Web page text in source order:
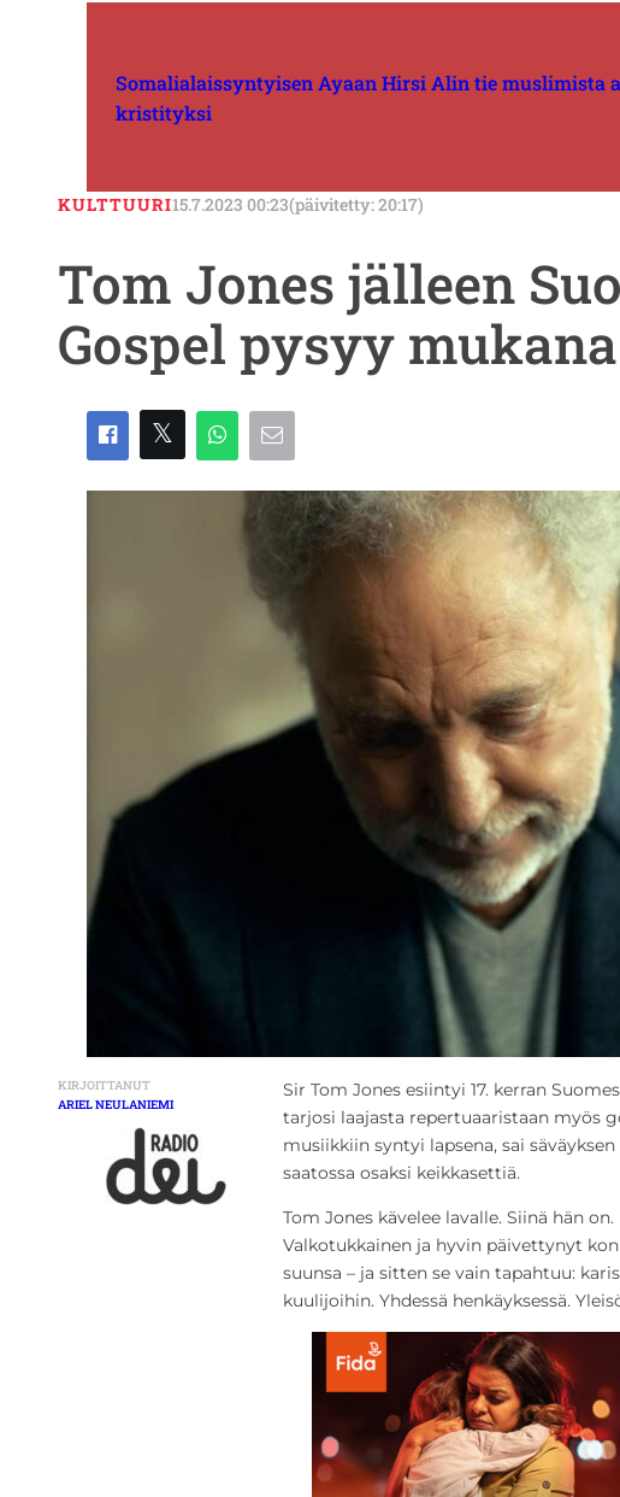
Somalialaissyntyisen Ayaan Hirsi Alin tie muslimista
kristityksi
KULTTUURI15.7.2023 00:23(päivitetty: 20:17)
Tom Jones jälleen
Gospel pysyy mukana
KIRJOITTANUT
ARIEL NEULANIEMI
Sir Tom Jones esiintyi 17. kerran
tarjosi laajasta repertuaaristaan myös
musiikkiin syntyi lapsena, sai
saatossa osaksi keikkasettiä.
Tom Jones kävelee lavalle. Siinä hän on.
Valkotukkainen ja hyvin päivettynyt
suunsa – ja sitten se vain tapahtuu:
kuulijoihin. Yhdessä henkäyksessä.